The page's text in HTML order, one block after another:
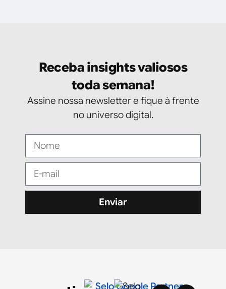
Receba insights valiosos
toda semana!
Assine nossa newsletter e fique à frente
no universo digital.
Enviar